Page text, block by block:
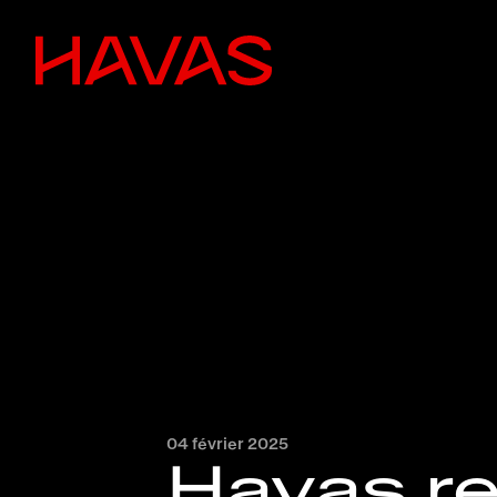
Retour à la page d'accueil d'Havas
04 février 2025